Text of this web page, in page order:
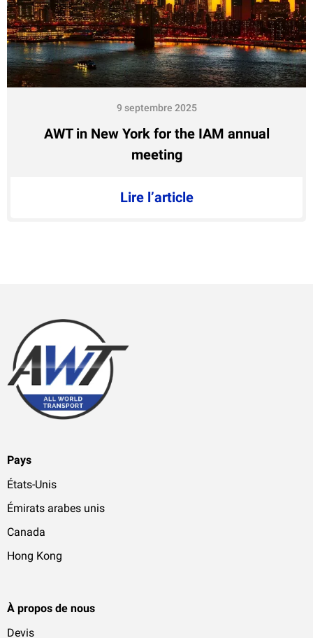
AWT in New York for the IAM annual
meeting
9 septembre 2025
Lire l’article
Pays
États-Unis
Émirats arabes unis
Canada
Hong Kong
À propos de nous
Devis